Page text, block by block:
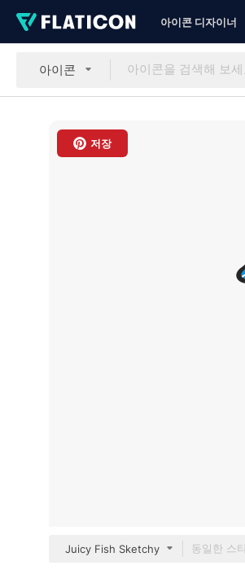
아이콘 디자이너
아이콘
저장
Juicy Fish Sketchy